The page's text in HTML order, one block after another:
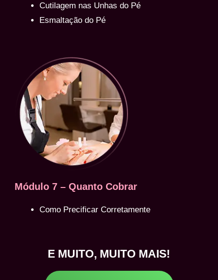
Cutilagem nas Unhas do Pé
Esmaltação do Pé
Módulo 7 – Quanto Cobrar
Como Precificar Corretamente
E MUITO, MUITO MAIS!